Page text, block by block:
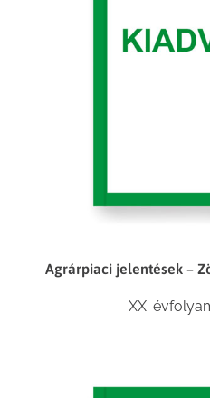
Agrárpiaci jelentések –
XX.